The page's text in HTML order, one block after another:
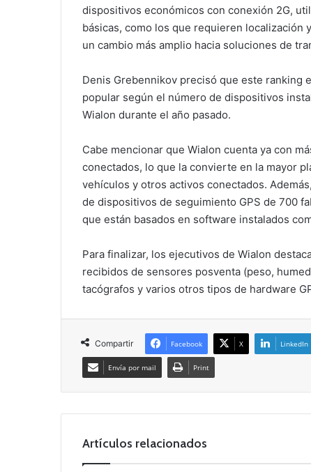
dispositivos económicos con conexión 2G,
básicas, como los que requieren localización
un cambio más amplio hacia soluciones de
Denis Grebennikov precisó que este ranking
popular según el número de dispositivos
Wialon durante el año pasado.
Cabe mencionar que Wialon cuenta ya con
conectados, lo que la convierte en la mayor
vehículos y otros activos conectados.
de dispositivos de seguimiento GPS de 700
que están basados en software instalados
Para finalizar, los ejecutivos de Wialon
recibidos de sensores posventa (peso,
tacógrafos y varios otros tipos de hardware
Compartir Facebook X LinkedIn
Envía por mail Print
Artículos relacionados